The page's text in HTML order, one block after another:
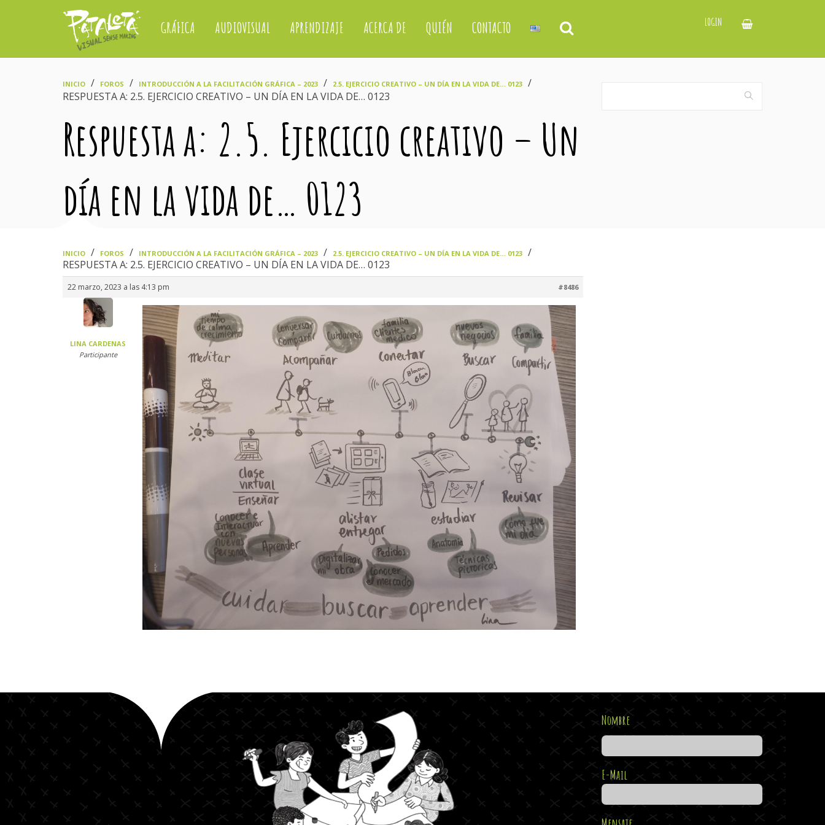
GRÁFICA AUDIOVISUAL APRENDIZAJE ACERCA DE QUIÉN CONTACTO LOGIN
INICIO FOROS INTRODUCCIÓN A LA FACILITACIÓN GRÁFICA – 2023 2.5. EJERCICIO CREATIVO – UN DÍA EN LA VIDA DE… 0123
RESPUESTA A: 2.5. EJERCICIO CREATIVO – UN DÍA EN LA VIDA DE… 0123
Respuesta a: 2.5. Ejercicio creativo – Un
día en la vida de… 0123
INICIO FOROS INTRODUCCIÓN A LA FACILITACIÓN GRÁFICA – 2023 2.5. EJERCICIO CREATIVO – UN DÍA EN LA VIDA DE… 0123
RESPUESTA A: 2.5. EJERCICIO CREATIVO – UN DÍA EN LA VIDA DE… 0123
22 marzo, 2023 a las 4:13 pm #8486
LINA CARDENAS
Participante
Nombre
E-Mail